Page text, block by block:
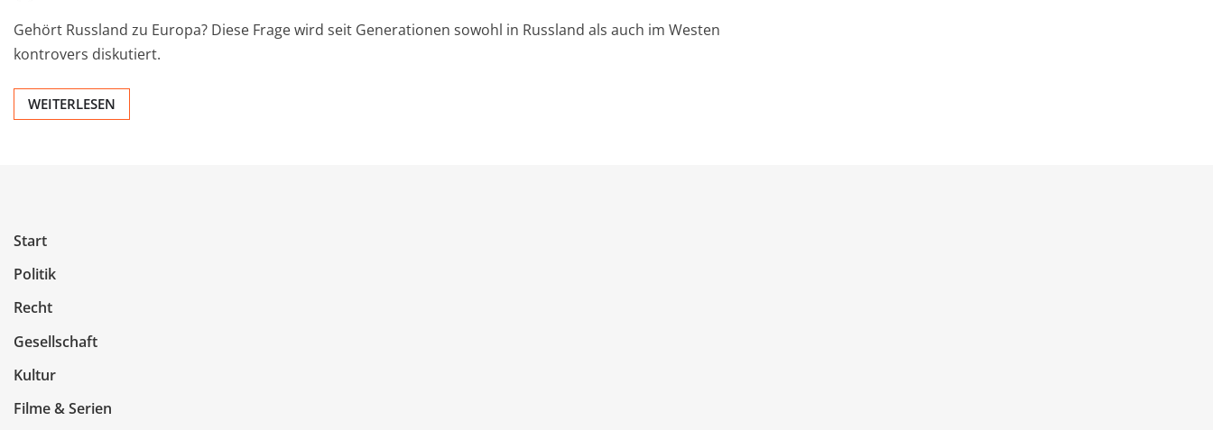
Gehört Russland zu Europa? Diese Frage wird seit Generationen sowohl in Russland als auch im Westen
kontrovers diskutiert.
WEITERLESEN
Start
Politik
Recht
Gesellschaft
Kultur
Filme & Serien